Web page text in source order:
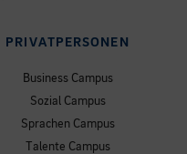
PRIVATPERSONEN
Business Campus
Sozial Campus
Sprachen Campus
Talente Campus